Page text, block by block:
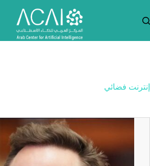
المحتوى
إنترنت فضائي